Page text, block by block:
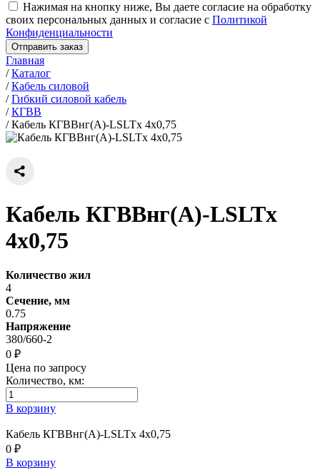
Нажимая на кнопку ниже, Вы даете согласие на обработку
своих персональных данных и согласие с Политикой
Конфиденциальности
Отправить заказ
Главная
/Каталог
/Кабель силовой
/Гибкий силовой кабель
/КГВВ
/Кабель КГВВнг(А)-LSLTx 4х0,75
Кабель КГВВнг(А)-LSLTx
4х0,75
Количество жил
4
Сечение, мм
0.75
Напряжение
380/660-2
0 ₽
Цена по запросу
Количество, км:
В корзину
Кабель КГВВнг(А)-LSLTx 4х0,75
0 ₽
В корзину